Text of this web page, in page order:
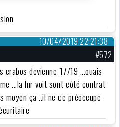
10/04/2019 22:21:38
#572
devienne 17/19 ...ouais
...la lnr voit sont côté contrat
ça ..il ne ce préoccupe